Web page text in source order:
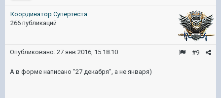
Координатор Cупертеста
266 публикаций
#9
Опубликовано: 27 янв 2016, 15:18:10
А в форме написано "27 декабря", а не января)